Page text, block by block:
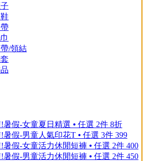
/領結
暑假-女童夏日精選 ⦁ 任選 2件 8折
暑假-男童人氣印花T ⦁ 任選 3件 399
暑假-女童活力休閒短褲 ⦁ 任選 2件 400
暑假-男童活力休閒短褲 ⦁ 任選 2件 450